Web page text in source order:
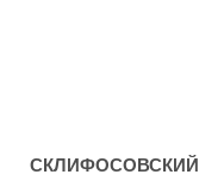
СКЛИФОСОВСКИЙ